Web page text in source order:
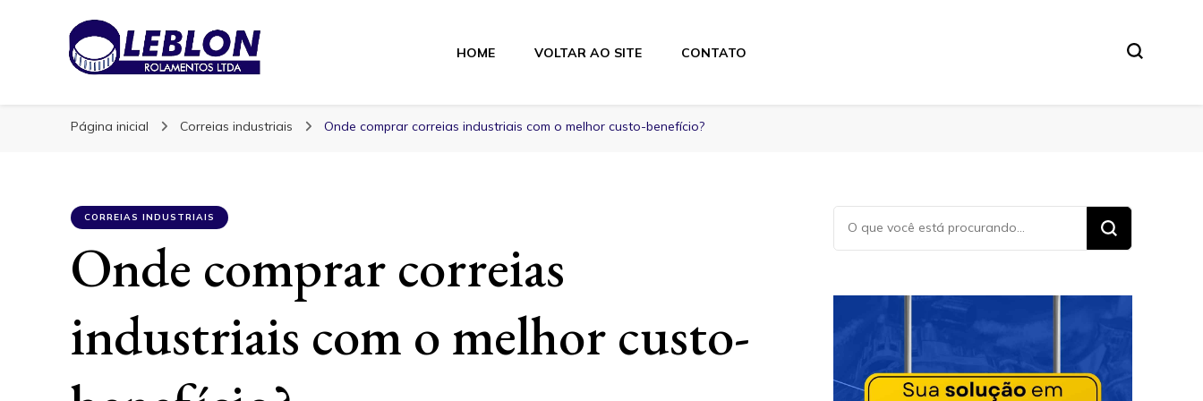
Blog | Leblon Rolamentos
HOME VOLTAR AO SITE CONTATO
Página inicial Correias industriais Onde comprar correias industriais com o melhor custo-benefício?
CORREIAS INDUSTRIAIS
Onde comprar correias
industriais com o melhor custo-
Procurando
algo?